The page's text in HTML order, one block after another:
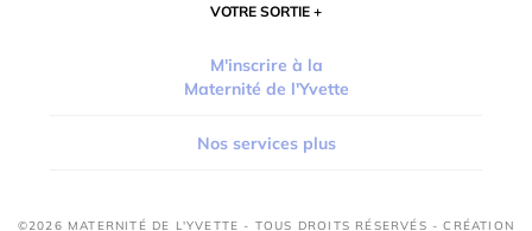
VOTRE SORTIE
M'inscrire à la
Maternité de l'Yvette
Nos services plus
©2026 MATERNITÉ DE L'YVETTE - TOUS DROITS RÉSERVÉS - CRÉATION